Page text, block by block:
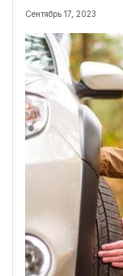
Сентябрь 17, 2023